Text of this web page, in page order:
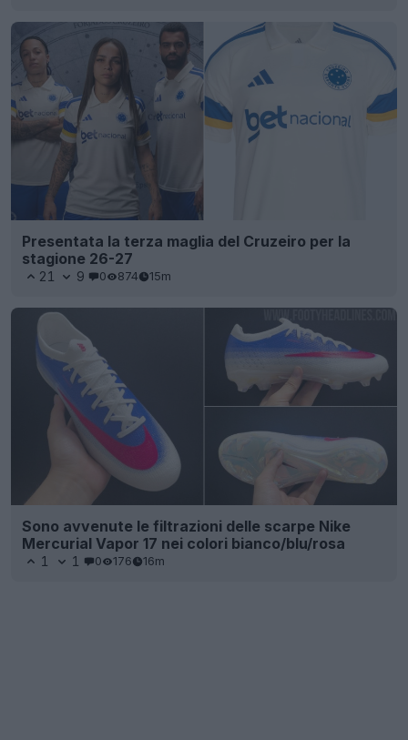
Presentata la terza maglia del Cruzeiro per la
stagione 26-27
21 9 0 874 15m
Sono avvenute le filtrazioni delle scarpe Nike
Mercurial Vapor 17 nei colori bianco/blu/rosa
1 1 0 176 16m